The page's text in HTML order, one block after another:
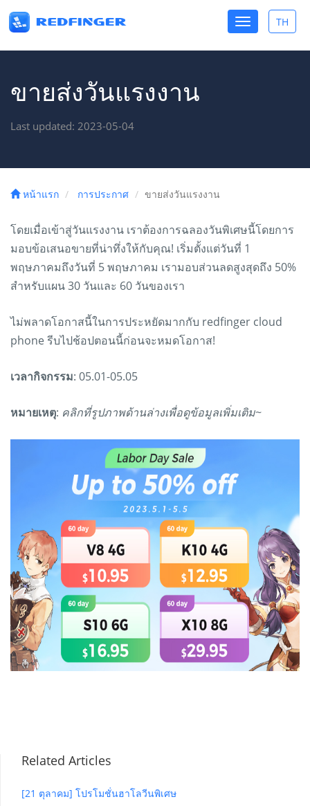
Toggle
TH
Toggle
navigation
ขายส่งวันแรงงาน
Last updated: 2023-05-04
หน้าแรก การประกาศ ขายส่งวันแรงงาน
โดยเมื่อเข้าสู่วันแรงงาน เราต้องการฉลองวันพิเศษนี้โดยการ
มอบข้อเสนอขายที่น่าทึ่งให้กับคุณ! เริ่มตั้งแต่วันที่ 1
พฤษภาคมถึงวันที่ 5 พฤษภาคม เรามอบส่วนลดสูงสุดถึง 50%
สำหรับแผน 30 วันและ 60 วันของเรา
ไม่พลาดโอกาสนี้ในการประหยัดมากกับ redfinger cloud
phone รีบไปช้อปตอนนี้ก่อนจะหมดโอกาส!
เวลากิจกรรม: 05.01-05.05
หมายเหตุ: คลิกที่รูปภาพด้านล่างเพื่อดูข้อมูลเพิ่มเติม~
Related Articles
[21 ตุลาคม] โปรโมชั่นฮาโลวีนพิเศษ